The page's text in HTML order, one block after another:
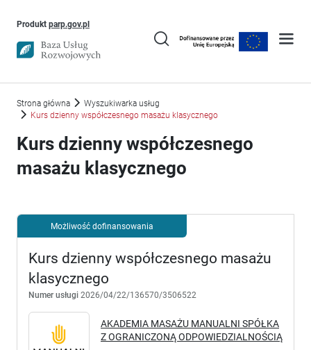
Produkt parp.gov.plUwaga, link otworzy się w nowym oknie
Strona główna
Wyszukiwarka usług
Kurs dzienny współczesnego masażu klasycznego
Kurs dzienny współczesnego
masażu klasycznego
Możliwość dofinansowania
Kurs dzienny współczesnego masażu
klasycznego
Numer usługi 2026/04/22/136570/3506522
AKADEMIA MASAŻU MANUALNI SPÓŁKA
Z OGRANICZONĄ ODPOWIEDZIALNOŚCIĄ